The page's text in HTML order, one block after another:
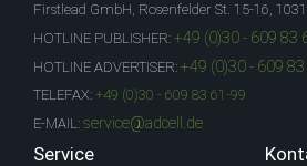
Firstlead GmbH, Rosenfelder St. 15-16,
HOTLINE PUBLISHER: +49 (0)30 - 609 83
HOTLINE ADVERTISER: +49 (0)30 - 609
TELEFAX: +49 (0)30 - 609 83 61-99
E-MAIL: service@adcell.de
Service